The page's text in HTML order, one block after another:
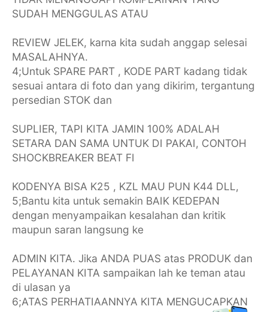
SUDAH MENGGULAS ATAU
REVIEW JELEK, karna kita sudah anggap selesai
MASALAHNYA.
4;Untuk SPARE PART , KODE PART kadang tidak
sesuai antara di foto dan yang dikirim, tergantung
persedian STOK dan
SUPLIER, TAPI KITA JAMIN 100% ADALAH
SETARA DAN SAMA UNTUK DI PAKAI, CONTOH
SHOCKBREAKER BEAT FI
KODENYA BISA K25 , KZL MAU PUN K44 DLL,
5;Bantu kita untuk semakin BAIK KEDEPAN
dengan menyampaikan kesalahan dan kritik
maupun saran langsung ke
ADMIN KITA. Jika ANDA PUAS atas PRODUK dan
PELAYANAN KITA sampaikan lah ke teman atau
di ulasan ya
6;ATAS PERHATIAANNYA KITA MENGUCAPKAN